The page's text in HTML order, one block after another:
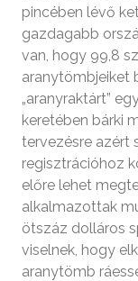
pincében lévő
gazdagabb
van, hogy 99,8
aranytömbjeiket
„aranyraktárt”
keretében bárki
tervezésre azért
regisztrációhoz
előre lehet
alkalmazottak
ötszáz dolláros
viselnek, hogy
aranytömb